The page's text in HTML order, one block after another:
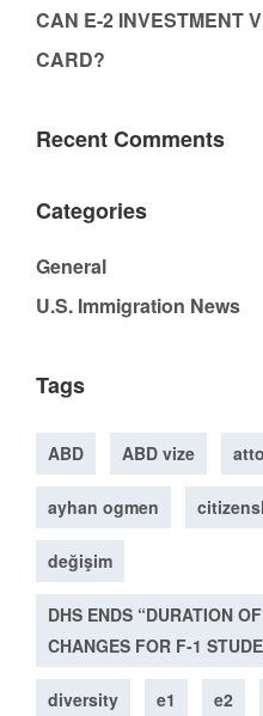
CAN E-2 INVESTMENT
CARD?
Recent Comments
Categories
General
U.S. Immigration News
Tags
ABD ABD vize
ayhan ogmen
değişim
DHS ENDS “DURATION
CHANGES FOR F-1
diversity e1 e2